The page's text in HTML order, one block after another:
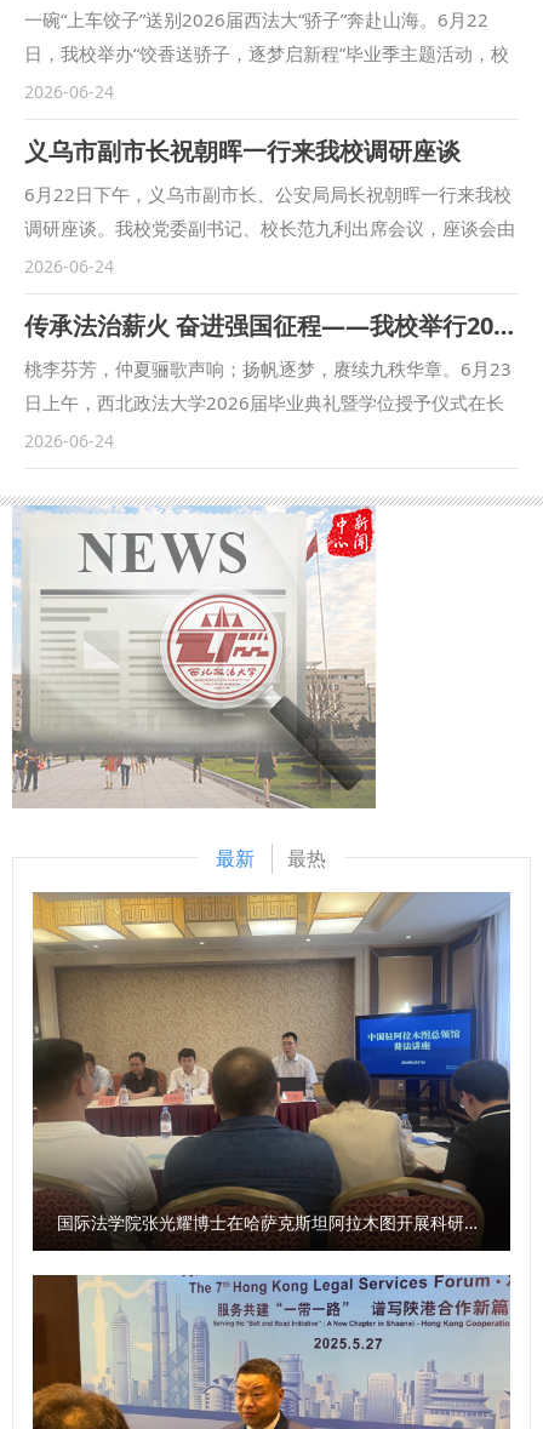
一碗“上车饺子”送别2026届西法大“骄子”奔赴山海。6月22
日，我校举办“饺香送骄子，逐梦启新程”毕业季主题活动，校
党委书记赵万东、校党委副书记郭武军出席活动，各学院师生
代表共计80余人参加。 活动期间，赵万东与现场师生亲切交
流，询问了解学生毕业去向和人生规划，并为2026届西法
大“骄子”送上毕业祝福。 一句句关切的话语，一份份不舍的牵
挂。在烟火氤氲的温馨氛围中，师生一同围坐餐桌，品尝亲手
包制的“骄子饺”。 此次活动由党委学工部和后勤保障处主办。
毕业生们纷纷表示，此次活动温情满满，大家在欢声笑语中重
温了同窗情谊、感受到了母校的深切关怀。今后将怀揣这份青
春暖意与母校期许，笃行实干、奋勇向前。 （供稿：党委学
工部 撰稿：余瑞 审核：蒋国纲）
2026-06-24
义乌市副市长祝朝晖一行来我校调研座谈
6月22日下午，义乌市副市长、公安局局长祝朝晖一行来我校
调研座谈。我校党委副书记、校长范九利出席会议，座谈会由
校党委委员、副校长马朝琦主持。 座谈会上，范九利代表学
校对祝朝晖一行的到访表示热烈欢迎。他指出，2019年10月
27日，学校与义乌市政府合作共建了西北政法大学义乌研究
院。多年来，学校与义乌市各实务部门紧密协作，在国家安全
与反恐、基层社会治理、“一带一路”国际贸易及涉外法治等领
域取得了丰硕成果。他表示，希望双方以此次调研为契机，进
一步深化校地合作，推动义乌研究院建设提质增效，更好推广
和践行总书记重要批示精神，为全国基层安全治理和涉外法治
建设贡献“高校智慧”与“义乌样板”。 我校义乌研究院执行院长
穆兴天汇报了研究院近期工作进展。他介绍，研究院自成立以
来，深入浙江省各地市特别是义乌市各部门开展调研，总结实
践经验、破解治理难题，为党政职能部门提供了有力的智力支
持和决策依据，取得了一系列阶段性成果。 祝朝晖在讲话中
表示，义乌研究院的设立是校地合作的创新实践。他指出，希
望双方进一步发挥各自优势，使义乌研究院成果质效越做越
实，合作领域越拓越宽，品牌效用越做越大，推动理论成果转
化，更好服务国家战略和社会治理大局。 在自由交流环节，
双方围绕校地战略合作深化、义乌研究院建设发展、课题研究
推进、人才培养等议题进行了深入交流。马朝琦在总结讲话中
表示，此次调研座谈进一步增进了双方的了解与互信，为下一
阶段深化合作奠定了坚实基础。研究院将持续强化内涵建设，
提升成果质效，深化校地融合，打造优质平台，紧密对接义乌
市经济社会发展需求，产出更多高水平成果。 义乌市委政法
委常务副书记刘洪强、公安局党委委员副局长朱智琴、公安局
党委委员政工室主任杨将来、公安局办公室主任金斌斌、市委
政法委办公室干部王育霖等参加座谈。我校继续教育学院、义
乌研究院、哲学与社会发展学院等单位负责人及专家学者参加
座谈。 会前，祝朝晖一行参观了我校国家安全学院（反恐怖
主义法学院）和习近平法治思想“三进”成果展室。 （供稿：义
乌研究院 撰稿：李岚林 审核：马朝琦）
2026-06-24
传承法治薪火 奋进强国征程——我校举行2026届毕业典礼暨学位授予仪式
桃李芬芳，仲夏骊歌声响；扬帆逐梦，赓续九秩华章。6月23
日上午，西北政法大学2026届毕业典礼暨学位授予仪式在长
安校区隆重举行。2026届28名博士研究生、1685名硕士研究
生、3062名本科生齐聚天平楼广场，在师长亲友的共同见证
下迎来属于自己的闪耀时刻，开启人生新的篇章。 校党委书
记赵万东，校党委副书记、校长范九利，校学位评定委员会主
席、校学术委员会主任韩松出席典礼。全体校领导和校党委委
员，全体学位评定委员会老师、各职能部门负责人，各学院党
政负责人，全体辅导员，2026届毕业生家长代表、优秀校友
代表参加典礼。 典礼仪式由新闻传播学院（艺术学院）教师
张卓、民商法学院2026届本科毕业生刘博洋共同主持。 典礼
在庄严的国歌声中拉开帷幕。 赵万东代表全体教职员工向毕
业生致以热烈祝贺，向辛勤奉献的师长亲友致以衷心感谢。赵
万东以“做有温度的西法大人”为题致辞。他谈到，西法大人的
温度可以概括为“炽热”与“温润”两个关键词：“炽热”是根植心底
的浓厚家国情怀，一代代西法大学子投身法律援助、涉外法治
建设、基层边疆服务，把个人理想融入国家发展的宏大征程，
与时代同频共振；“温润”是向内沉淀，包容、自信、自律的柔
软本心，他叮嘱毕业生要学会接纳缺憾、包容暂时的平凡，用
内心的温润柔软直面人生风雨。“同学们，西法大永远是你们
坚强的后盾，带着炽热的家国情怀和温润的本心之暖，勇敢地
追梦吧！”他动情地说。 校长范九利以“携‘生顶冷倔’之气，赴
人生万里新程”为题，结合老秦人“生顶冷倔”特质寄语2026届
毕业生。他表示，要做法治中国建设的“生力军”，在法治建设
一线经风雨、见世面、壮筋骨、长才干，让所学知识转化为服
务国家和社会的真招实策；要成为事业和家庭的“顶梁柱”，在
不断解决实际问题中成为事业中坚力量，建设好自己的幸福家
庭，顶起属于青年一代的社会责任；要在时代浪潮中坐得
住“冷板凳”，沉下心来做事，不忘初心、久久为功，做无愧于
时代、无愧于自己的西法大人；要保持能干事创业的“倔劲
儿”，在自己选择的赛道上坚定不移走下去，从小事做起，把
难事干成，成就自己，赢得未来。 校党委副书记郭武军宣读
2026-06-24
最新 最热
国际法学院张光耀博士在哈萨克斯坦阿拉木图开展科研与社会服务活动